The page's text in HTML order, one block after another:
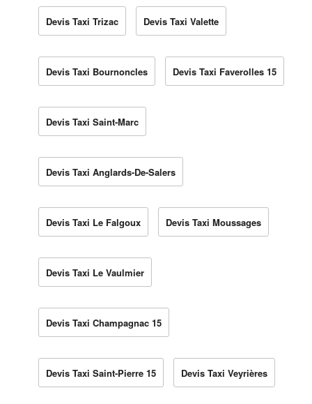
Devis Taxi Trizac Devis Taxi Valette
Devis Taxi Bournoncles Devis Taxi Faverolles 15
Devis Taxi Saint-Marc
Devis Taxi Anglards-De-Salers
Devis Taxi Le Falgoux Devis Taxi Moussages
Devis Taxi Le Vaulmier
Devis Taxi Champagnac 15
Devis Taxi Saint-Pierre 15 Devis Taxi Veyrières